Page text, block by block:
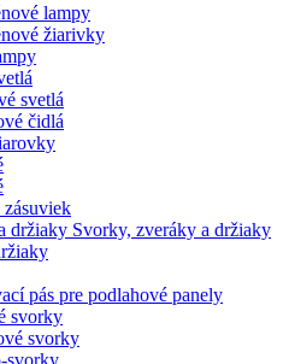
lampy
žiarivky
svetlá
čidlá
Svorky, zveráky a držiaky
pás pre podlahové panely
svorky
svorky
svorky